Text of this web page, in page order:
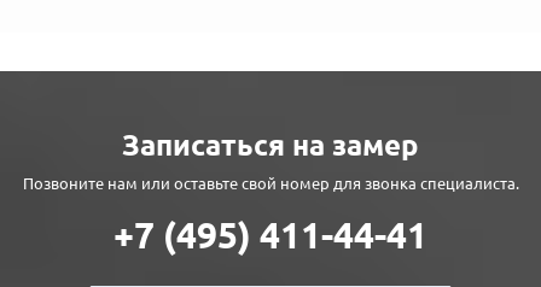
Записаться на замер
Позвоните нам или оставьте свой номер для звонка специалиста.
+7 (495) 411-44-41